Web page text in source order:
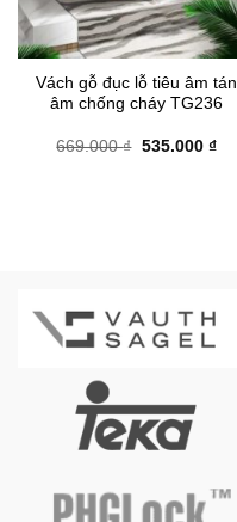
Vách gỗ đục lỗ tiêu âm tán
âm chống cháy TG236
669.000₫ Giá
535.000 ₫Giá